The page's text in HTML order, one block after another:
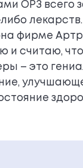
ОРЗ всего
лекарств.
фирме
и считаю, что
– это